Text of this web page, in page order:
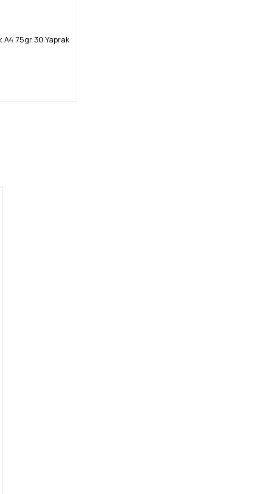
75gr 30 Yaprak